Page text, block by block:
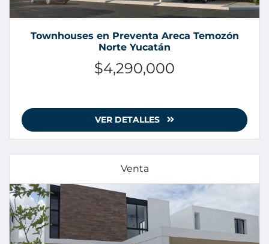
Townhouses en Preventa Areca Temozón
Norte Yucatán
$4,290,000
VER DETALLES
Venta